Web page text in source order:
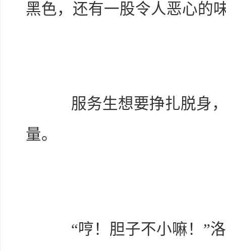
黑色，还有一股令人恶心的
服务生想要挣扎脱身，
量。
“哼！胆子不小嘛！”洛